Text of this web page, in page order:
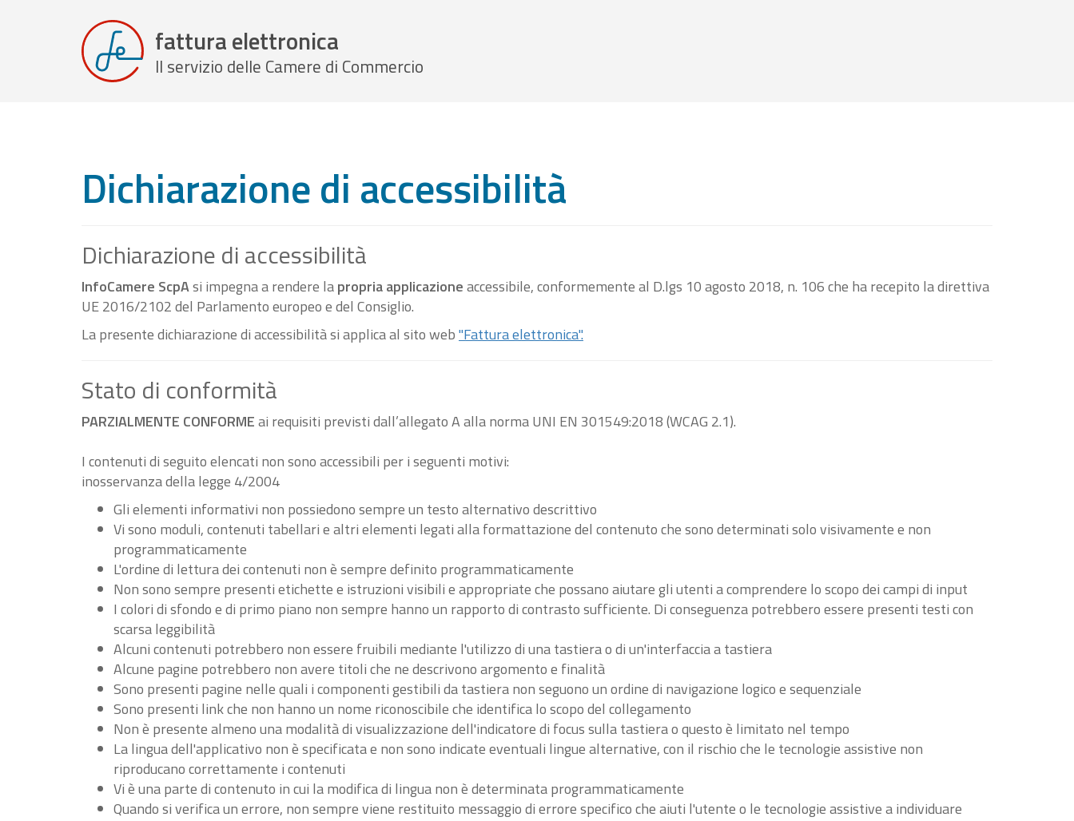
fattura elettronica
Il servizio delle Camere di Commercio
Dichiarazione di accessibilità
Dichiarazione di accessibilità
InfoCamere ScpAsi impegna a rendere lapropria applicazioneaccessibile, conformemente al D.lgs 10 agosto 2018, n. 106 che ha recepito la direttiva
UE 2016/2102 del Parlamento europeo e del Consiglio.
La presente dichiarazione di accessibilità si applica al sito web"Fattura elettronica".
Stato di conformità
PARZIALMENTE CONFORMEai requisiti previsti dall’allegato A alla norma UNI EN 301549:2018 (WCAG 2.1).
I contenuti di seguito elencati non sono accessibili per i seguenti motivi:
inosservanza della legge 4/2004
Gli elementi informativi non possiedono sempre un testo alternativo descrittivo
Vi sono moduli, contenuti tabellari e altri elementi legati alla formattazione del contenuto che sono determinati solo visivamente e non
programmaticamente
L'ordine di lettura dei contenuti non è sempre definito programmaticamente
Non sono sempre presenti etichette e istruzioni visibili e appropriate che possano aiutare gli utenti a comprendere lo scopo dei campi di input
I colori di sfondo e di primo piano non sempre hanno un rapporto di contrasto sufficiente. Di conseguenza potrebbero essere presenti testi con
scarsa leggibilità
Alcuni contenuti potrebbero non essere fruibili mediante l'utilizzo di una tastiera o di un'interfaccia a tastiera
Alcune pagine potrebbero non avere titoli che ne descrivono argomento e finalità
Sono presenti pagine nelle quali i componenti gestibili da tastiera non seguono un ordine di navigazione logico e sequenziale
Sono presenti link che non hanno un nome riconoscibile che identifica lo scopo del collegamento
Non è presente almeno una modalità di visualizzazione dell'indicatore di focus sulla tastiera o questo è limitato nel tempo
La lingua dell'applicativo non è specificata e non sono indicate eventuali lingue alternative, con il rischio che le tecnologie assistive non
riproducano correttamente i contenuti
Vi è una parte di contenuto in cui la modifica di lingua non è determinata programmaticamente
Quando si verifica un errore, non sempre viene restituito messaggio di errore specifico che aiuti l'utente o le tecnologie assistive a individuare